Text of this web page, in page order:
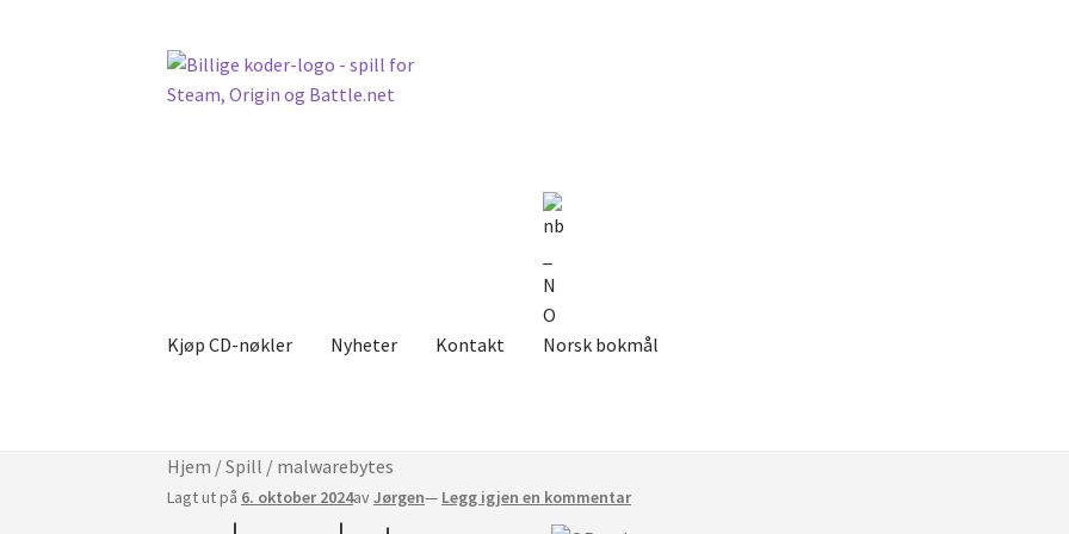
Hopp
til
Hopp
til
Kjøp CD-nøkler Nyheter Kontakt Norsk bokmål
Hjem /Spill / malwarebytes
Lagt ut på 6. oktober 2024avJørgen— Legg igjen en kommentar